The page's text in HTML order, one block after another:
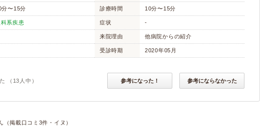
分〜15分 診療時間 10分〜15分
系疾患 症状 -
来院理由 他病院からの紹介
受診時期 2020年05月
（ 13 人中） 参考になった！ 参考にならなかった
（掲載口コミ3件・イヌ）